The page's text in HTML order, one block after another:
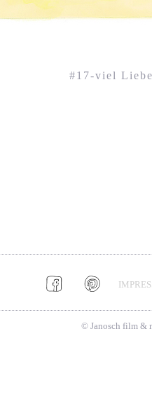
#17-viel
© Janosch film &